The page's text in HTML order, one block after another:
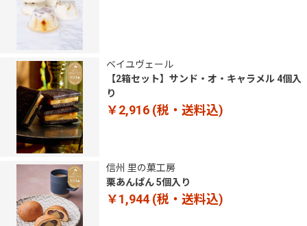
ベイユヴェール
【2箱セット】サンド・オ・キャラメル 4個入
り
￥2,916 (税・送料込)
信州 里の菓工房
栗あんぱん 5個入り
￥1,944 (税・送料込)